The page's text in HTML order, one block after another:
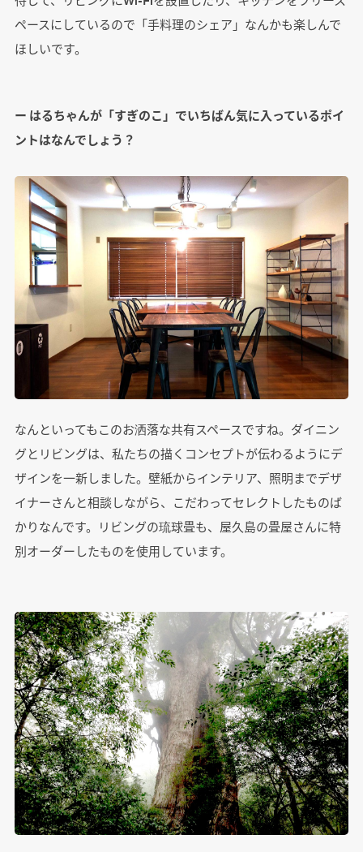
ペースにしているので「手料理のシェア」なんかも楽しんで
ほしいです。
ー はるちゃんが「すぎのこ」でいちばん気に入っているポイ
ントはなんでしょう？
なんといってもこのお洒落な共有スペースですね。ダイニン
グとリビングは、私たちの描くコンセプトが伝わるようにデ
ザインを一新しました。壁紙からインテリア、照明までデザ
イナーさんと相談しながら、こだわってセレクトしたものば
かりなんです。リビングの琉球畳も、屋久島の畳屋さんに特
別オーダーしたものを使用しています。